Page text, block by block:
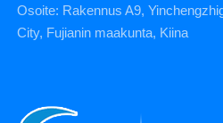
Osoite: Rakennus A9,
City, Fujianin maakunta, Kiina